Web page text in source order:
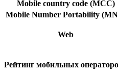
Mobile country code (MCC)
Mobile Number Portability
Web
Рейтинг мобильных